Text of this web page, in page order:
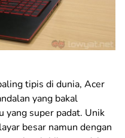
tipis di dunia, Acer
yang bakal
yang super padat. Unik
besar namun dengan